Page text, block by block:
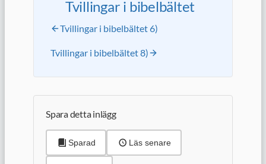
Tvillingar i bibelbältet
Tvillingar i bibelbältet 6)
Tvillingar i bibelbältet 8)
Spara detta inlägg
Sparad Läs senare